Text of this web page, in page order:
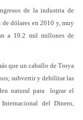
de la industria de
dólares en 2010 y, muy
a 19.2 mil millones de
que un caballo de Troya
subvertir y debilitar las
natural para lograr el
del Dinero,